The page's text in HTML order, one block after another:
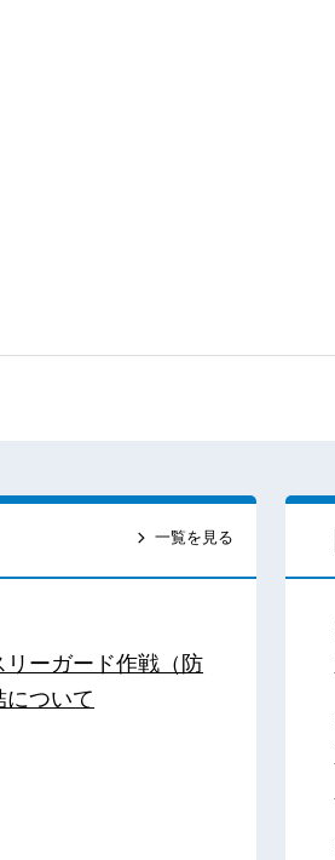
一覧を見る
ーガード作戦（防
ついて